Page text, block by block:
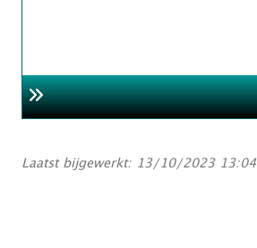
Laatst bijgewerkt: 13/10/2023 13:04